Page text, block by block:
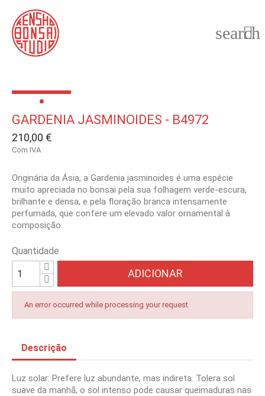

search
GARDENIA JASMINOIDES - B4972
210,00 €
Com IVA
Originária da Ásia, a Gardenia jasminoides é uma espécie
muito apreciada no bonsai pela sua folhagem verde-escura,
brilhante e densa, e pela floração branca intensamente
perfumada, que confere um elevado valor ornamental à
composição.
Quantidade
ADICIONAR
An error occurred while processing your request
Descrição
Luz solar: Prefere luz abundante, mas indireta. Tolera sol
suave da manhã; o sol intenso pode causar queimaduras nas